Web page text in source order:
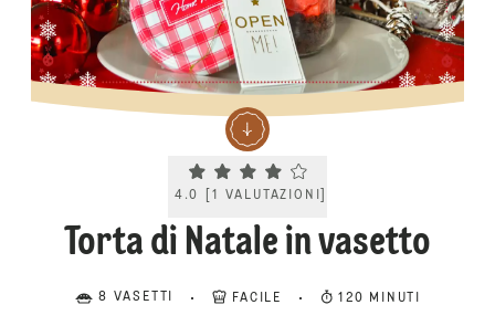
Current rating 4.0. Click to rate.
4.0 1 VALUTAZIONI
Torta di Natale in vasetto
8 VASETTI FACILE 120 MINUTI